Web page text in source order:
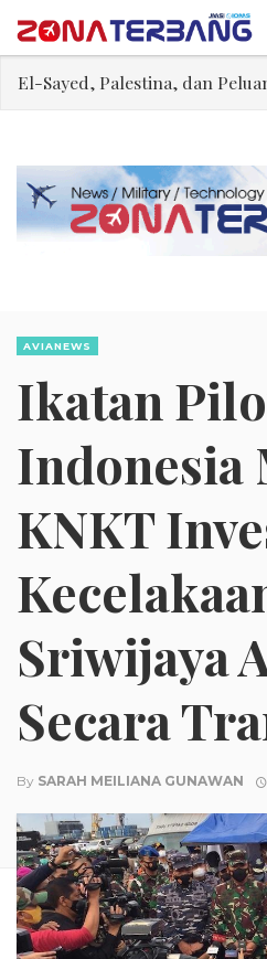
Asal Muasal Ilmu Politik
AVIANEWS
Ikatan
Indonesia
KNKT
Sriwijaya
Secara
By SARAH MEILIANA GUNAWAN